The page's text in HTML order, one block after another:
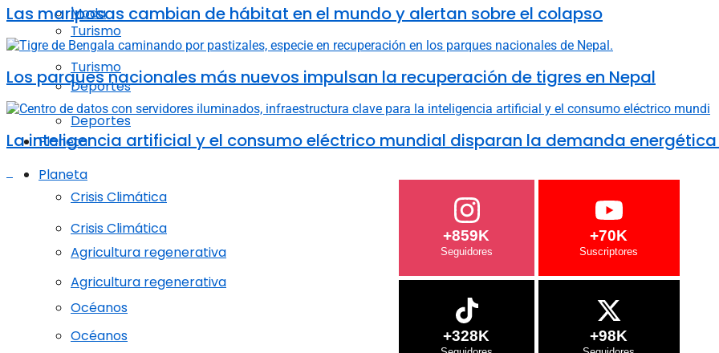
Turismo
Deportes
Planeta
Crisis Climática
Agricultura regenerativa
Océanos
Moda
Turismo
Deportes
Planeta
Crisis Climática
Agricultura regenerativa
Océanos
Las mariposas cambian de hábitat en el mundo y alertan sobre el colapso
Los parques nacionales más nuevos impulsan la recuperación de tigres en Nepal
La inteligencia artificial y el consumo eléctrico mundial disparan la demanda
+859K +70K
+328K +98K